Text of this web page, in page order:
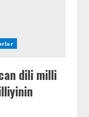
dili milli